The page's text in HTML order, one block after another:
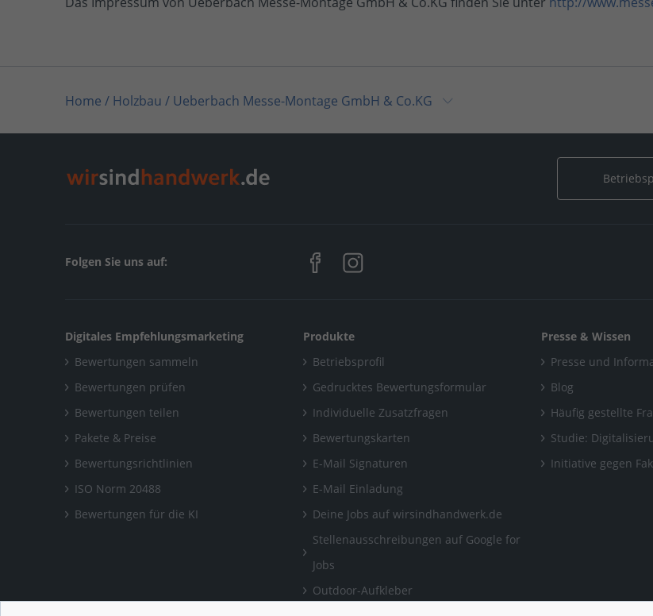
Home / Holzbau / Ueberbach Messe-Montage GmbH & Co.KG
Home/Böden, Parkett, Teppich/Ueberbach Messe-Montage GmbH & Co.KG
Home/ Handwerksleistungen (Weitere)
Folgen Sie uns auf:
Digitales Empfehlungsmarketing
Bewertungen sammeln
Bewertungen prüfen
Bewertungen teilen
Pakete & Preise
Bewertungsrichtlinien
ISO Norm 20488
Bewertungen für die KI
Produkte
Betriebsprofil
Gedrucktes Bewertungsformular
Individuelle Zusatzfragen
Bewertungskarten
E-Mail Signaturen
E-Mail Einladung
Deine Jobs auf wirsindhandwerk.de
Stellenausschreibungen auf Google for
Jobs
Outdoor-Aufkleber
Presse & Wissen
Presse und
Blog
Häufig gestellte
Studie:
Initiative gegen